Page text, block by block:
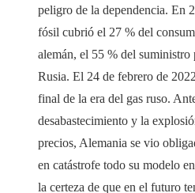
peligro de la dependencia. En
fósil cubrió el 27 % del
alemán, el 55 % del suministro
Rusia. El 24 de febrero de
final de la era del gas ruso.
desabastecimiento y la
precios, Alemania se vio
en catástrofe todo su modelo
la certeza de que en el futuro